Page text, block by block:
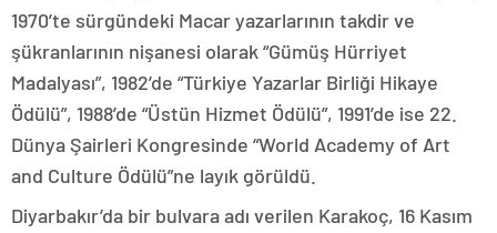
1970’te sürgündeki Macar yazarlarının takdir ve
şükranlarının nişanesi olarak “Gümüş Hürriyet
Madalyası”, 1982’de “Türkiye Yazarlar Birliği Hikaye
Ödülü”, 1988’de “Üstün Hizmet Ödülü”, 1991’de ise 22.
Dünya Şairleri Kongresinde “World Academy of Art
and Culture Ödülü”ne layık görüldü.
Diyarbakır’da bir bulvara adı verilen Karakoç, 16 Kasım